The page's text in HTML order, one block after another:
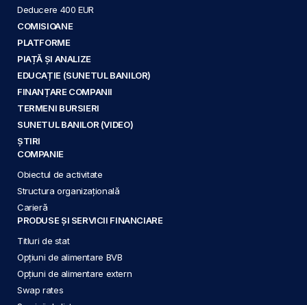
Deducere 400 EUR
COMISIOANE
PLATFORME
PIAȚĂ ȘI ANALIZE
EDUCAȚIE (SUNETUL BANILOR)
FINANȚARE COMPANII
TERMENI BURSIERI
SUNETUL BANILOR (VIDEO)
ȘTIRI
COMPANIE
Obiectul de activitate
Structura organizațională
Carieră
PRODUSE ȘI SERVICII FINANCIARE
Titluri de stat
Opțiuni de alimentare BVB
Opțiuni de alimentare extern
Swap rates